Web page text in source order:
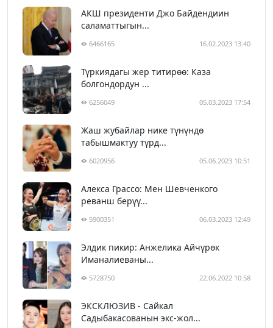
АКШ президенти Джо Байдендиин
саламаттыгын...
6466165 16.02.2023 13:40
Түркиядагы жер титирөө: Каза
болгондордун ...
6256049 05.03.2023 17:54
Жаш жубайлар нике түнүндө
табышмактуу түрд...
6020956 05.06.2023 10:51
Алекса Грассо: Мен Шевченкого
реванш берүү...
5900351 06.03.2023 12:49
Элдик пикир: Анжелика Айчүрөк
Иманалиеваны...
5728750 22.06.2022 10:58
ЭКСКЛЮЗИВ - Сайкал
Садыбакасованын экс-жол...